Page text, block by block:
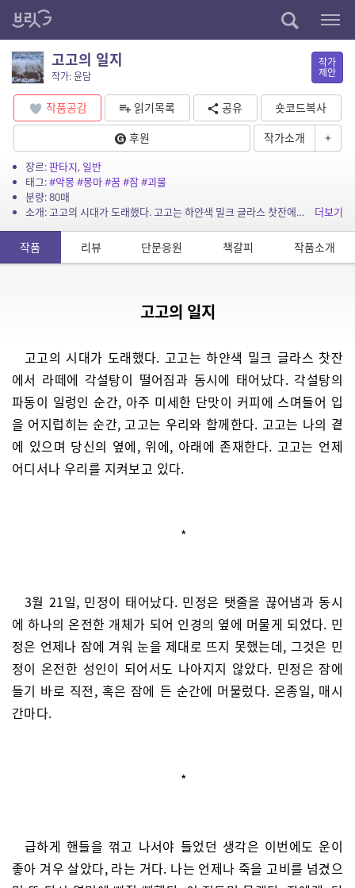
고고의 일지
작가: 윤담
작가
제안
작품공감 읽기목록 공유
숏코드복사
후원
작가소개 +
장르:판타지, 일반
태그:#악몽#몽마#꿈#잠#괴물
분량: 80매
소개: 고고의 시대가 도래했다. 고고는 하얀색 밀크 글라스 찻잔에서 라떼에 각설탕이 떨어짐과 동시에 태어났다. 각설탕의 파동이 일렁인 순간, 아주 미세한 단맛이 커피에 스며들어 입을 어지...
더보기
작품 리뷰 단문응원 책갈피 작품소개
고고의 일지
고고의 시대가 도래했다. 고고는 하얀색 밀크 글라스 찻잔
에서 라떼에 각설탕이 떨어짐과 동시에 태어났다. 각설탕의
파동이 일렁인 순간, 아주 미세한 단맛이 커피에 스며들어 입
을 어지럽히는 순간, 고고는 우리와 함께한다. 고고는 나의 곁
에 있으며 당신의 옆에, 위에, 아래에 존재한다. 고고는 언제
어디서나 우리를 지켜보고 있다.
*
3월 21일, 민정이 태어났다. 민정은 탯줄을 끊어냄과 동시
에 하나의 온전한 개체가 되어 인경의 옆에 머물게 되었다. 민
정은 언제나 잠에 겨워 눈을 제대로 뜨지 못했는데, 그것은 민
정이 온전한 성인이 되어서도 나아지지 않았다. 민정은 잠에
들기 바로 직전, 혹은 잠에 든 순간에 머물렀다. 온종일, 매시
간마다.
*
급하게 핸들을 꺾고 나서야 들었던 생각은 이번에도 운이
좋아 겨우 살았다, 라는 거다. 나는 언제나 죽을 고비를 넘겼으